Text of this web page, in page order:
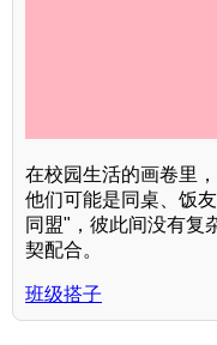
在校园生活的画卷里
他们可能是同桌、饭
同盟"，彼此间没有复
契配合。
班级搭子